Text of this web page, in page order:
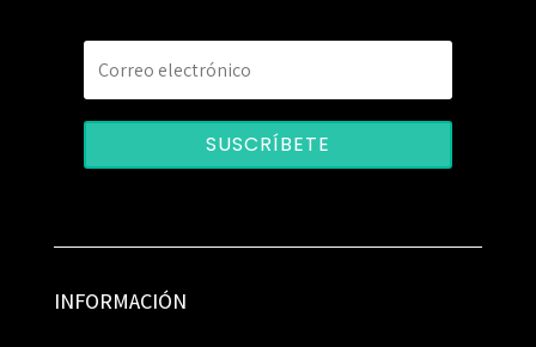
SUSCRÍBETE
INFORMACIÓN